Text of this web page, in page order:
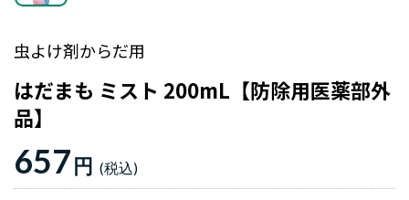
虫よけ剤からだ用
はだまも ミスト 200mL【防除用医薬部外
品】
657円